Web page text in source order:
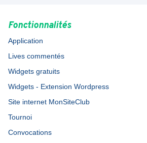
Fonctionnalités
Application
Lives commentés
Widgets gratuits
Widgets - Extension Wordpress
Site internet MonSiteClub
Tournoi
Convocations